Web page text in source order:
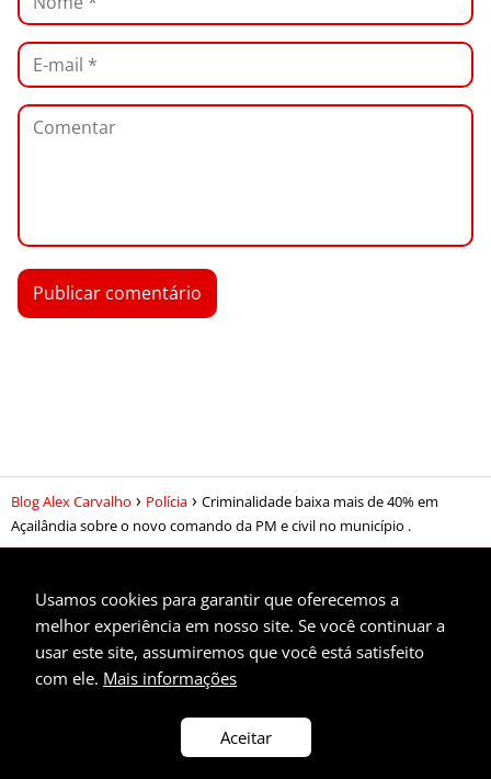
Blog Alex Carvalho Polícia
Criminalidade baixa mais de 40% em
Açailândia sobre o novo comando da PM e civil no município .
Privacidade
Usamos cookies para garantir que oferecemos a
melhor experiência em nosso site. Se você continuar a
usar este site, assumiremos que você está satisfeito
com ele. Mais informações
Aceitar